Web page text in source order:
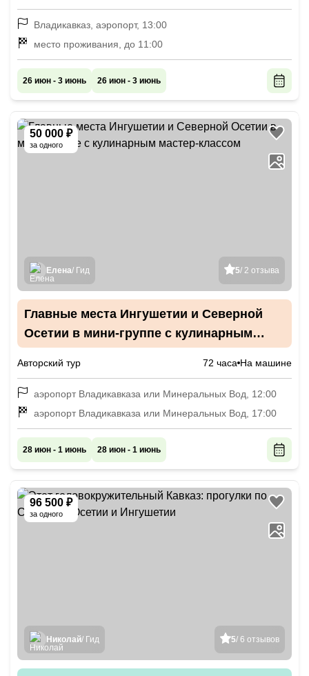
Владикавказ, аэропорт, 13:00
место проживания, до 11:00
26 июн - 3 июнь 26 июн - 3 июнь
50 000 ₽
за одного
5/ 2 отзыва
Елена/ Гид
Главные места Ингушетии и Северной
Осетии в мини-группе с кулинарным
Авторский тур 72 часа На машине
аэропорт Владикавказа или Минеральных Вод, 12:00
аэропорт Владикавказа или Минеральных Вод, 17:00
28 июн - 1 июнь 28 июн - 1 июнь
96 500 ₽
за одного
5/ 6 отзывов
Николай/ Гид